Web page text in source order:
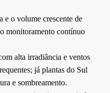
e o volume crescente de
monitoramento contínuo
alta irradiância e ventos
já plantas do Sul
e sombreamento.